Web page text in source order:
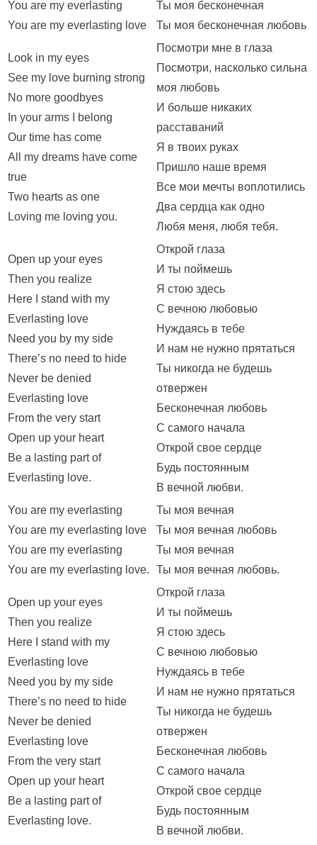
You are my everlasting
You are my everlasting love
Ты моя бесконечная
Ты моя бесконечная любовь
Look in my eyes
See my love burning strong
No more goodbyes
In your arms I belong
Our time has come
All my dreams have come
true
Two hearts as one
Loving me loving you.
Посмотри мне в глаза
Посмотри, насколько сильна
моя любовь
И больше никаких
расставаний
Я в твоих руках
Пришло наше время
Все мои мечты воплотились
Два сердца как одно
Любя меня, любя тебя.
Open up your eyes
Then you realize
Here I stand with my
Everlasting love
Need you by my side
There’s no need to hide
Never be denied
Everlasting love
From the very start
Open up your heart
Be a lasting part of
Everlasting love.
Открой глаза
И ты поймешь
Я стою здесь
С вечною любовью
Нуждаясь в тебе
И нам не нужно прятаться
Ты никогда не будешь
отвержен
Бесконечная любовь
С самого начала
Открой свое сердце
Будь постоянным
В вечной любви.
You are my everlasting
You are my everlasting love
You are my everlasting
You are my everlasting love.
Ты моя вечная
Ты моя вечная любовь
Ты моя вечная
Ты моя вечная любовь.
Open up your eyes
Then you realize
Here I stand with my
Everlasting love
Need you by my side
There’s no need to hide
Never be denied
Everlasting love
From the very start
Open up your heart
Be a lasting part of
Everlasting love.
Открой глаза
И ты поймешь
Я стою здесь
С вечною любовью
Нуждаясь в тебе
И нам не нужно прятаться
Ты никогда не будешь
отвержен
Бесконечная любовь
С самого начала
Открой свое сердце
Будь постоянным
В вечной любви.